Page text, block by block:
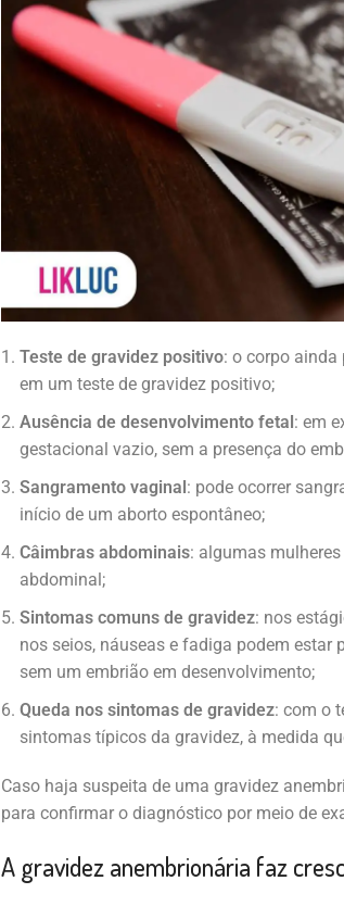
Teste de gravidez positivo: o corpo ainda
em um teste de gravidez positivo;
Ausência de desenvolvimento fetal: em
gestacional vazio, sem a presença do
Sangramento vaginal: pode ocorrer
início de um aborto espontâneo;
Câimbras abdominais: algumas
abdominal;
Sintomas comuns de gravidez: nos
nos seios, náuseas e fadiga podem estar
sem um embrião em desenvolvimento;
Queda nos sintomas de gravidez: com o
sintomas típicos da gravidez, à medida
Caso haja suspeita de uma gravidez
para confirmar o diagnóstico por meio de
A gravidez anembrionária faz